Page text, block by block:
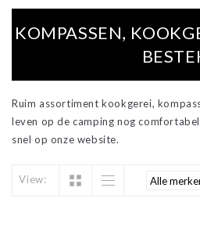
KOMPASSEN,
Ruim assortiment kookgerei,
leven op de camping nog
snel op onze website.
View: